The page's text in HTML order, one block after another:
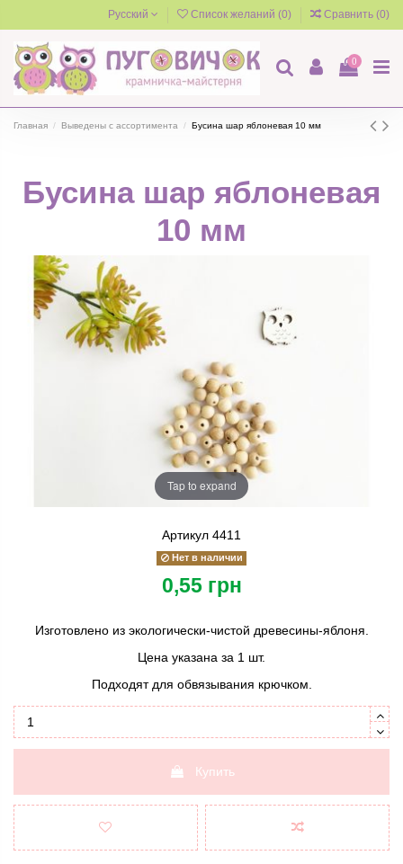
Русский Список желаний (0) Сравнить (0)
0
Главная Выведены с ассортимента Бусина шар яблоневая 10 мм
Бусина шар яблоневая
10 мм
Tap to expand
Артикул 4411
Нет в наличии
0,55 грн
Изготовлено из экологически-чистой древесины-яблоня.
Цена указана за 1 шт.
Подходят для обвязывания крючком.
Купить